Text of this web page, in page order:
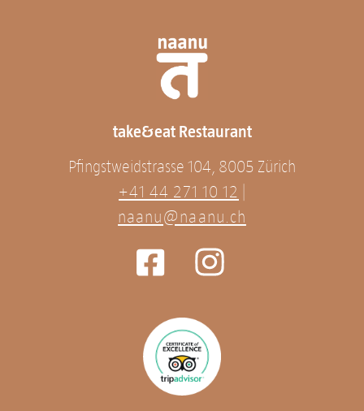
take&eat Restaurant
Pfingstweidstrasse 104, 8005 Zürich
+41 44 271 10 12
naanu@naanu.ch